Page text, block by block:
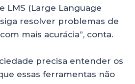
LMS (Large Language
resolver problemas de
mais acurácia”, conta.
precisa entender os
essas ferramentas não